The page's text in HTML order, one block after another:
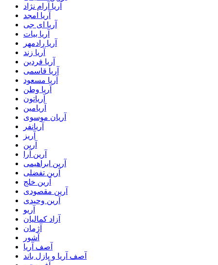
آریا آرام نژاد
آریا امجد
آریا ای جی
آریا بیات
آریا رادمهر
آریا زند
آریا فردین
آریا قاسمی
آریا مسعود
آریا وطن
آریاتون
آریامین
آریان موسوی
آریانفر
آریز
آرین
آرین آرا
آرین ابراهیمی
آرین تفضلی
آرین خلج
آرین مقصودی
آرین وحیدی
آریو
آزاد کمالیان
آژمان
آشور
آصف آریا
آصف آریا و پازل باند